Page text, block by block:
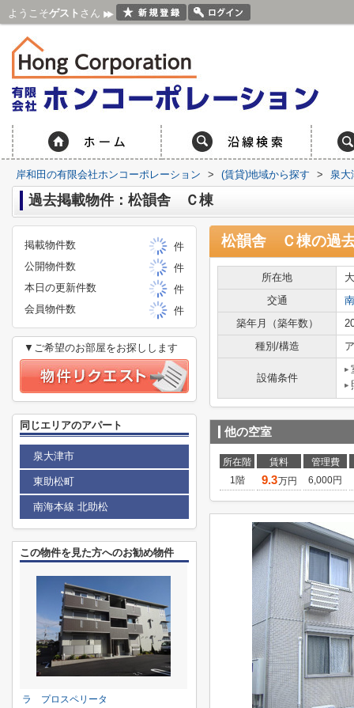
ようこそゲスト さん
岸和田の有限会社ホンコーポレーション > (賃貸)地域から探す > 泉大
過去掲載物件：松韻舎 Ｃ棟
松韻舎 Ｃ棟の過
所在地
交通
築年月（築年数）
種別/構造
設備条件
他の空室
所在階 賃料
管理費
1階
9.3万円 6,000円
掲載物件数
件
公開物件数
件
本日の更新件数
件
会員物件数
件
▼ご希望のお部屋をお探しします
同じエリアのアパート
泉大津市
東助松町
南海本線 北助松
この物件を見た方へのお勧め物件
ラ プロスペリータ